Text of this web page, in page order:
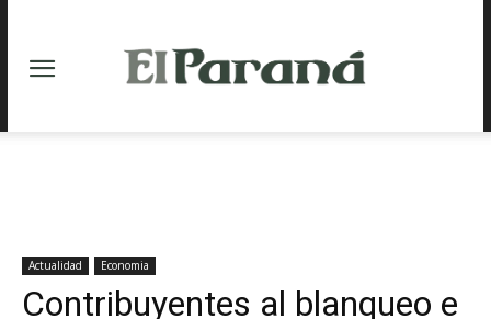
Actualidad Economia
Contribuyentes al blanqueo e